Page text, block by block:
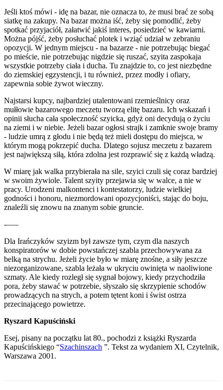
Jeśli ktoś mówi - idę na bazar, nie oznacza to, że musi brać ze sobą
siatkę na zakupy. Na bazar można iść, żeby się pomodlić, żeby
spotkać przyjaciół, załatwić jakiś interes, posiedzieć w kawiarni.
Można pójść, żeby posłuchać plotek i wziąć udział w zebraniu
opozycji. W jednym miejscu - na bazarze - nie potrzebując biegać
po mieście, nie potrzebując nigdzie się ruszać, szyita zaspokaja
wszystkie potrzeby ciała i ducha. Tu znajdzie to, co jest niezbędne
do ziemskiej egzystencji, i tu również, przez modły i ofiary,
zapewnia sobie żywot wieczny.
Najstarsi kupcy, najbardziej utalentowani rzemieślnicy oraz
mułłowie bazarowego meczetu tworzą elitę bazaru. Ich wskazań i
opinii słucha cała społeczność szyicka, gdyż oni decydują o życiu
na ziemi i w niebie. Jeżeli bazar ogłosi strajk i zamknie swoje bramy
- ludzie umrą z głodu i nie będą też mieli dostępu do miejsca, w
którym mogą pokrzepić ducha. Dlatego sojusz meczetu z bazarem
jest największą siłą, która zdolna jest rozprawić się z każdą władzą.
W miarę jak walka przybierała na sile, szyici czuli się coraz bardziej
w swoim żywiole. Talent szyity przejawia się w walce, a nie w
pracy. Urodzeni malkontenci i kontestatorzy, ludzie wielkiej
godności i honoru, niezmordowani opozycjoniści, stając do boju,
znaleźli się znowu na znanym sobie gruncie.
-—–
Dla Irańczyków szyizm był zawsze tym, czym dla naszych
konspiratorów w dobie powstańczej szabla przechowywana za
belką na strychu. Jeżeli życie było w miarę znośne, a siły jeszcze
niezorganizowane, szabla leżała w ukryciu owinięta w naoliwione
szmaty. Ale kiedy rozległ się sygnał bojowy, kiedy przychodziła
pora, żeby stawać w potrzebie, słyszało się skrzypienie schodów
prowadzących na strych, a potem tętent koni i świst ostrza
przecinającego powietrze.
Ryszard Kapuściński
Esej, pisany na początku lat 80., pochodzi z książki Ryszarda
Kapuścińskiego “Szachinszach ”. Tekst za wydaniem XI, Czytelnik,
Warszawa 2001.